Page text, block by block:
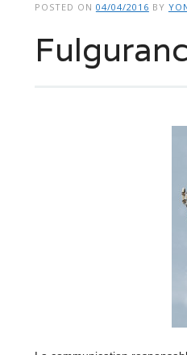
POSTED ON 04/04/2016 BY